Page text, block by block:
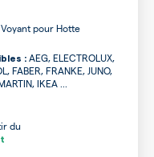
pour Hotte
: AEG, ELECTROLUX,
FABER, FRANKE, JUNO,
IKEA ...
du